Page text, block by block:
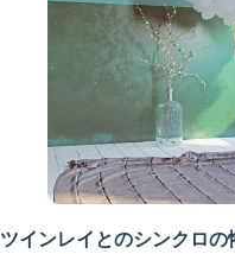
ツインレイとのシンクロ